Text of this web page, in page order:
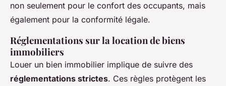
non seulement pour le confort des occupants, mais
également pour la conformité légale.
Réglementations sur la location de biens
immobiliers
Louer un bien immobilier implique de suivre des
réglementations strictes. Ces règles protègent les